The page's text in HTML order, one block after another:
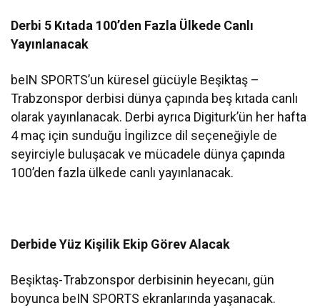
Derbi 5 Kıtada 100’den Fazla Ülkede Canlı
Yayınlanacak
beIN SPORTS’un küresel gücüyle Beşiktaş –
Trabzonspor derbisi dünya çapında beş kıtada canlı
olarak yayınlanacak. Derbi ayrıca Digiturk’ün her hafta
4 maç için sunduğu İngilizce dil seçeneğiyle de
seyirciyle buluşacak ve mücadele dünya çapında
100’den fazla ülkede canlı yayınlanacak.
Derbide Yüz Kişilik Ekip Görev Alacak
Beşiktaş-Trabzonspor derbisinin heyecanı, gün
boyunca beIN SPORTS ekranlarında yaşanacak.